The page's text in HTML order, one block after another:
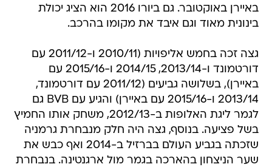
באיירן באוקטובר. גם ביורו 2016 הוא הציג יכולת
בינונית מאוד וגם איבד את מקומו בהרכב.
גצה זכה בחמש אליפויות (2010/11 ו-2011/12 עם
דורטמונד ו-2013/14, 2014/15 ו-2015/16 עם
באיירן), בשלושה גביעים (2011/12 עם דורטמונד,
2013/14 ו-2015/16 עם באיירן) והגיע עם BVB גם
לגמר ליגת האלופות ב-2012/13, משחק אותו החמיץ
בשל פציעה. בנוסף, גצה היה חלק מנבחרת גרמניה
שזכתה בגביע העולם בברזיל ב-2014 ואף כבש את
שער הניצחון בהארכה בגמר מול ארגנטינה. בנבחרת